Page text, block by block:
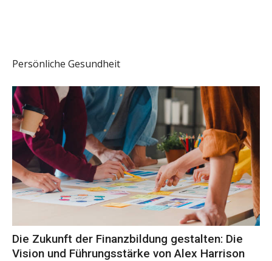
Persönliche Gesundheit
Die Zukunft der Finanzbildung gestalten: Die
Vision und Führungsstärke von Alex Harrison